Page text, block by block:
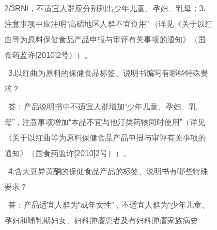
2/3RNI，不适宜人群应分别列出少年儿童、孕妇、乳母；3.
注意事项中应注明“高硒地区人群不宜食用” （详见《关于以红
曲等为原料保健食品产品申报与审评有关事项的通知》（国
食药监许[2010]2号））。
3.以红曲为原料的保健食品标签、说明书编写有哪些特殊要
求？
答：产品说明书中不适宜人群增加“少年儿童、孕妇、乳
母”，注意事项增加“本品不宜与他汀类药物同时使用”（详见
《关于以红曲等为原料保健食品产品申报与审评有关事项的
通知》（国食药监许[2010]2号））。
4.含大豆异黄酮的保健食品产品的标签、说明书有哪些特殊
要求？
答：产品适宜人群为“成年女性”，不适宜人群为“少年儿童、
孕妇和哺乳期妇女、妇科肿瘤患者及有妇科肿瘤家族病史